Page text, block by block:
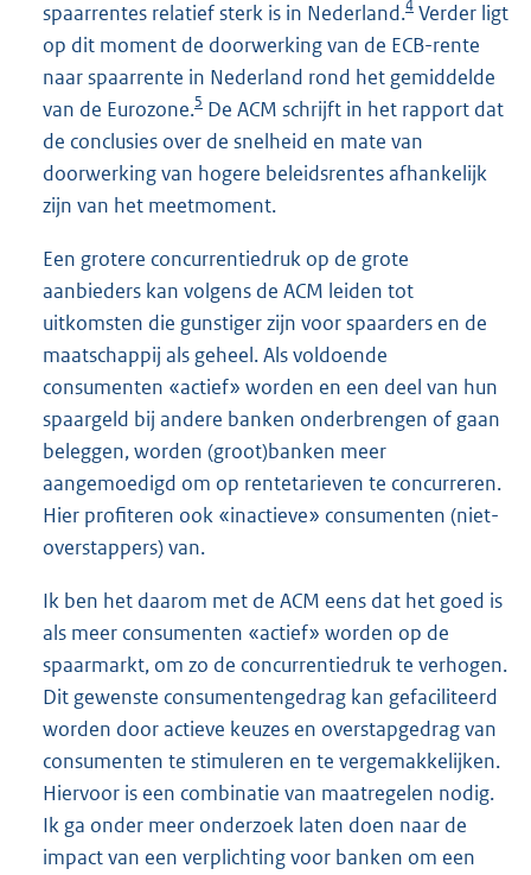
spaarrentes relatief sterk is in Nederland.4 Verder ligt
op dit moment de doorwerking van de ECB-rente
naar spaarrente in Nederland rond het gemiddelde
van de Eurozone.5 De ACM schrijft in het rapport dat
de conclusies over de snelheid en mate van
doorwerking van hogere beleidsrentes afhankelijk
zijn van het meetmoment.
Een grotere concurrentiedruk op de grote
aanbieders kan volgens de ACM leiden tot
uitkomsten die gunstiger zijn voor spaarders en de
maatschappij als geheel. Als voldoende
consumenten «actief» worden en een deel van hun
spaargeld bij andere banken onderbrengen of gaan
beleggen, worden (groot)banken meer
aangemoedigd om op rentetarieven te concurreren.
Hier profiteren ook «inactieve» consumenten (niet-
overstappers) van.
Ik ben het daarom met de ACM eens dat het goed is
als meer consumenten «actief» worden op de
spaarmarkt, om zo de concurrentiedruk te verhogen.
Dit gewenste consumentengedrag kan gefaciliteerd
worden door actieve keuzes en overstapgedrag van
consumenten te stimuleren en te vergemakkelijken.
Hiervoor is een combinatie van maatregelen nodig.
Ik ga onder meer onderzoek laten doen naar de
impact van een verplichting voor banken om een